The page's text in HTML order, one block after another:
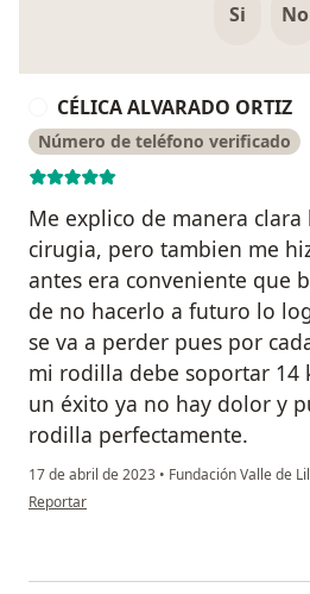
Si No
CÉLICA ALVARADO ORTIZ
Número de teléfono verificado
Me explico de manera clara
cirugia, pero tambien me
antes era conveniente que
de no hacerlo a futuro lo
se va a perder pues por
mi rodilla debe soportar 14
un éxito ya no hay dolor y
rodilla perfectamente.
17 de abril de 2023 • Fundación Valle de
en opinión del usuario CÉLICA ALVARADO
Reportar